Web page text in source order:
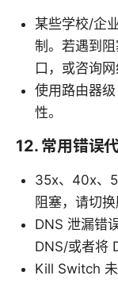
某些学校/企
制。若遇到
口，或咨询
使用路由器
性。
12. 常用错误
35x、40x、
阻塞，请切
DNS 泄漏错
DNS/或者将
Kill Switch